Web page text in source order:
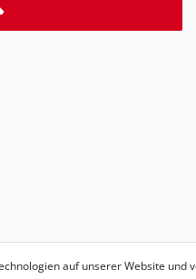
auf unserer Website und